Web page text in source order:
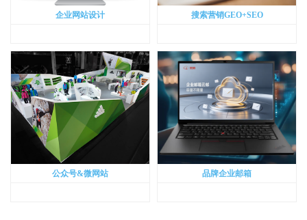
企业网站设计 搜索营销GEO+SEO
公众号&微网站 品牌企业邮箱